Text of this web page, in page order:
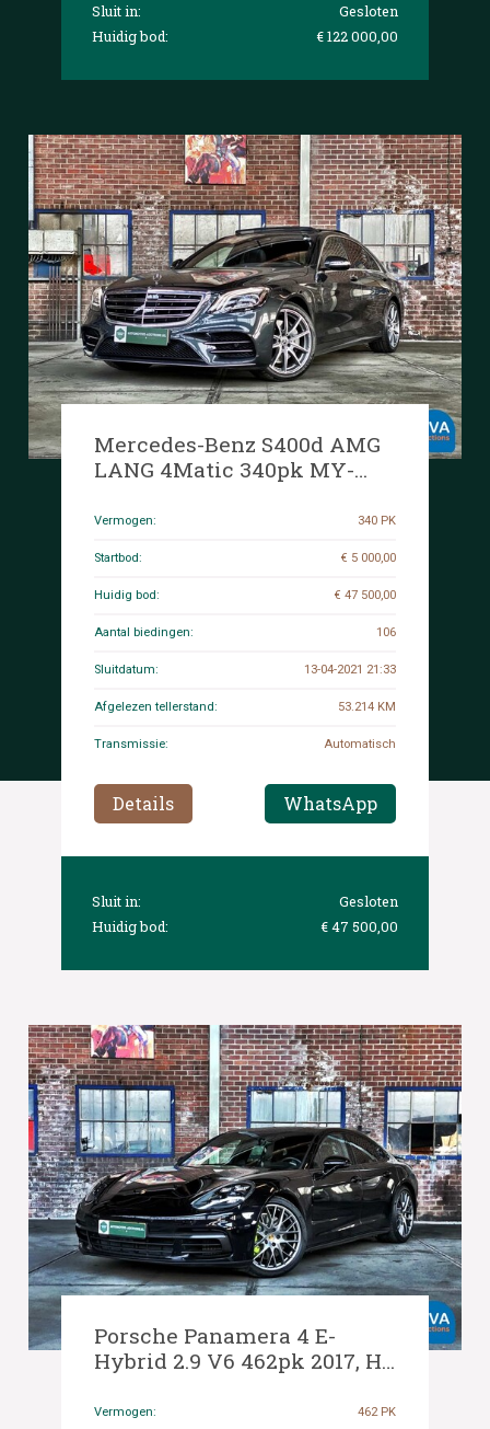
Sluit in:
Gesloten
Huidig bod:
€ 122 000,00
Mercedes-Benz S400d AMG
LANG 4Matic 340pk MY-
NL, PT-950-N
Vermogen: 340 PK
Startbod: € 5 000,00
Huidig bod: € 47 500,00
Aantal biedingen: 106
Sluitdatum: 13-04-2021 21:33
Afgelezen tellerstand: 53.214 KM
Transmissie: Automatisch
Details WhatsApp
Sluit in:
Gesloten
Huidig bod:
€ 47 500,00
Porsche Panamera 4 E-
Hybrid 2.9 V6 462pk 2017, H-
Vermogen: 462 PK